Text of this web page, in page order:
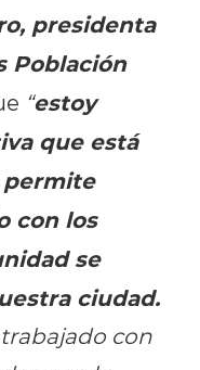
presidenta
Población
“estoy
que está
permite
con los
se
ciudad.
con